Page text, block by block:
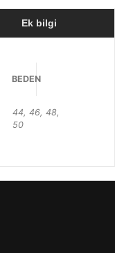
Ek bilgi
BEDEN
44, 46, 48,
50